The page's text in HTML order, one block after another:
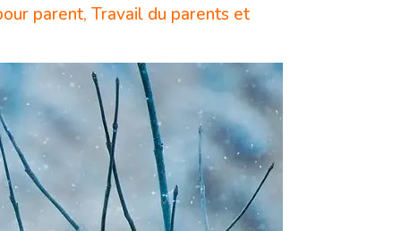
parent, Travail du parents et